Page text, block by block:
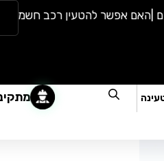
אפשר להטעין רכב חשמלי